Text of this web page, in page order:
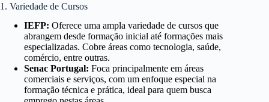
1. Variedade de Cursos
IEFP: Oferece uma ampla variedade de cursos que
abrangem desde formação inicial até formações mais
especializadas. Cobre áreas como tecnologia, saúde,
comércio, entre outras.
Senac Portugal: Foca principalmente em áreas
comerciais e serviços, com um enfoque especial na
formação técnica e prática, ideal para quem busca